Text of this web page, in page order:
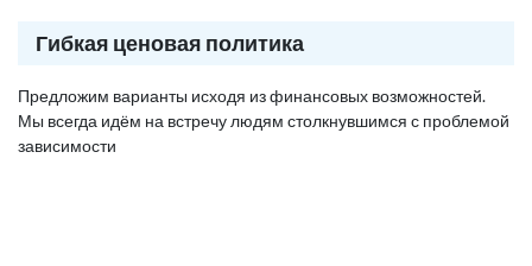
Гибкая ценовая политика
Предложим варианты исходя из финансовых возможностей.
Мы всегда идём на встречу людям столкнувшимся с проблемой
зависимости